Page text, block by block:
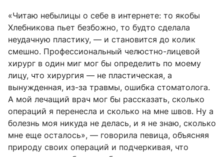
«Читаю небылицы о себе в интернете: то якобы
Хлебникова пьет безбожно, то будто сделала
неудачную пластику, — и становится до колик
смешно. Профессиональный челюстно-лицевой
хирург в один миг мог бы определить по моему
лицу, что хирургия — не пластическая, а
вынужденная, из-за травмы, ошибка стоматолога.
А мой лечащий врач мог бы рассказать, сколько
операций я перенесла и сколько на мне швов. Ну а
болезнь моя никуда не делась, и я не знаю, сколько
мне еще осталось», — говорила певица, объясняя
природу своих операций и подчеркивая, что